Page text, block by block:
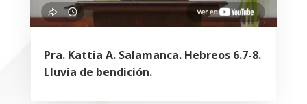
Pra. Kattia A. Salamanca. Hebreos 6.7-8.
Lluvia de bendición.